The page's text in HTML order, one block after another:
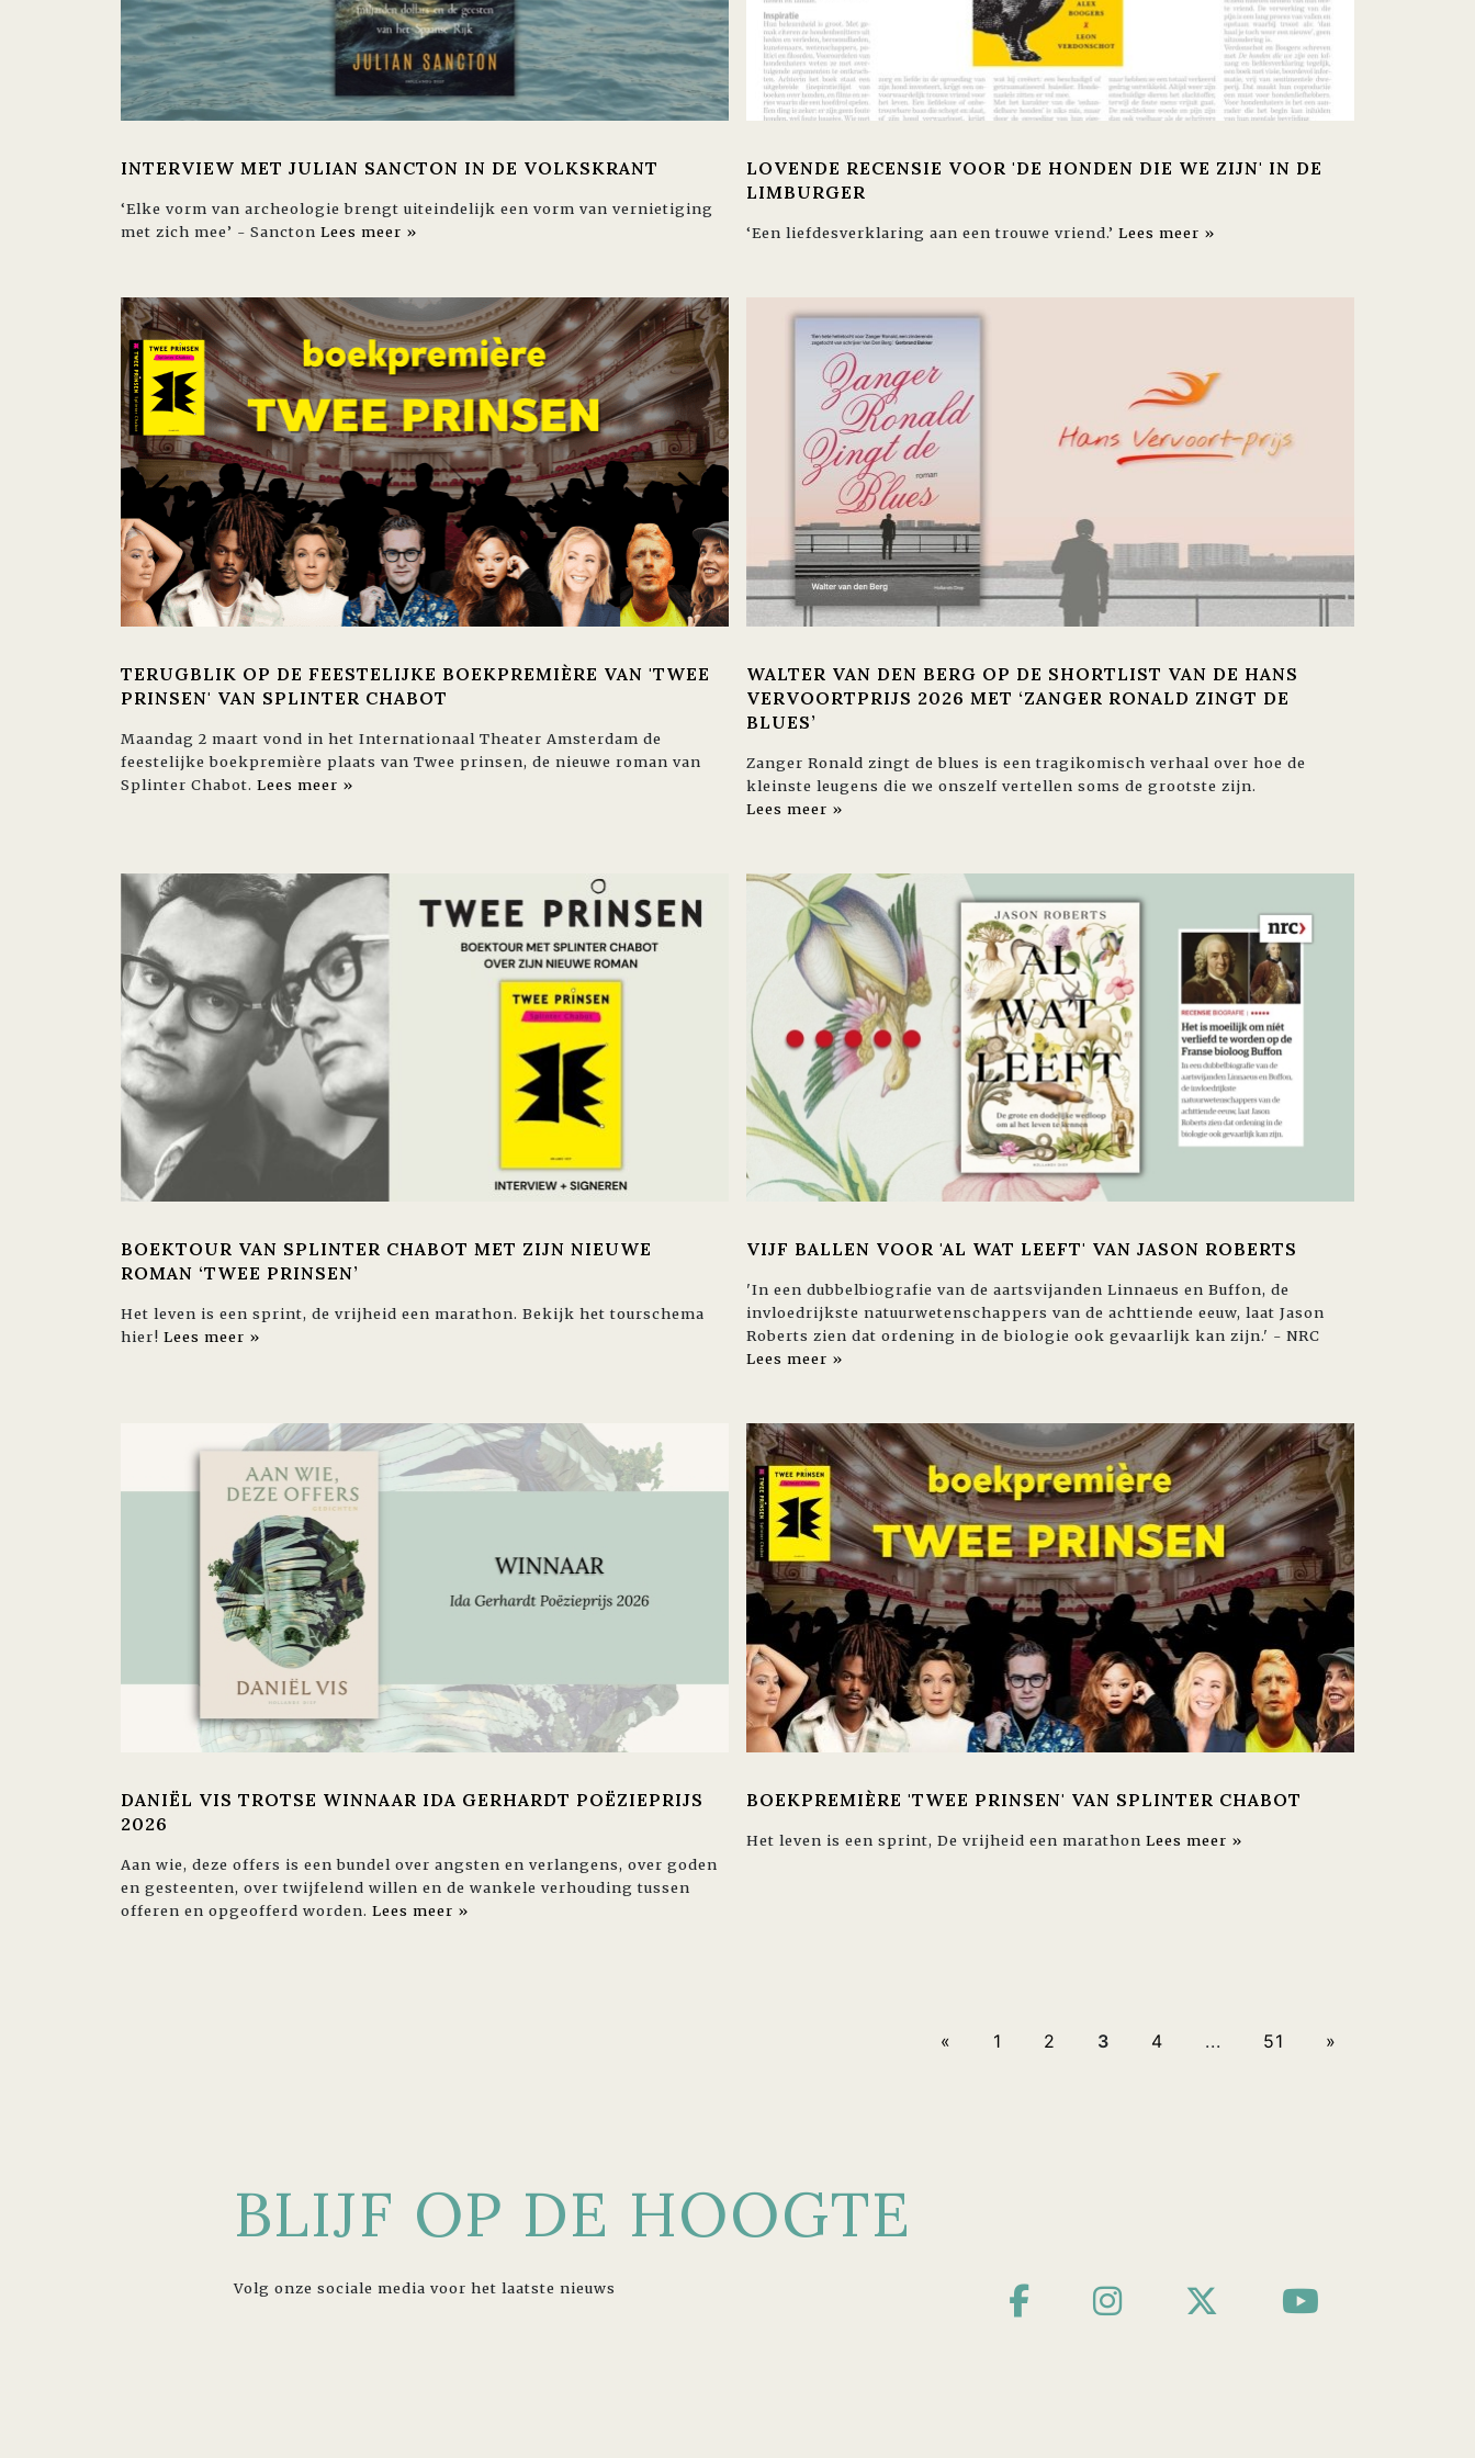
INTERVIEW MET JULIAN SANCTON IN DE VOLKSKRANT
‘Elke vorm van archeologie brengt uiteindelijk een vorm van vernietiging
met zich mee’ - Sancton Lees meer »
LOVENDE RECENSIE VOOR 'DE HONDEN DIE WE ZIJN' IN DE
LIMBURGER
‘Een liefdesverklaring aan een trouwe vriend.’ Lees meer »
TERUGBLIK OP DE FEESTELIJKE BOEKPREMIÈRE VAN 'TWEE
PRINSEN' VAN SPLINTER CHABOT
Maandag 2 maart vond in het Internationaal Theater Amsterdam de
feestelijke boekpremière plaats van Twee prinsen, de nieuwe roman van
Splinter Chabot. Lees meer »
WALTER VAN DEN BERG OP DE SHORTLIST VAN DE HANS
VERVOORTPRIJS 2026 MET ‘ZANGER RONALD ZINGT DE
BLUES’
Zanger Ronald zingt de blues is een tragikomisch verhaal over hoe de
kleinste leugens die we onszelf vertellen soms de grootste zijn.
Lees meer »
BOEKTOUR VAN SPLINTER CHABOT MET ZIJN NIEUWE
ROMAN ‘TWEE PRINSEN’
Het leven is een sprint, de vrijheid een marathon. Bekijk het tourschema
hier! Lees meer »
VIJF BALLEN VOOR 'AL WAT LEEFT' VAN JASON ROBERTS
'In een dubbelbiografie van de aartsvijanden Linnaeus en Buffon, de
invloedrijkste natuurwetenschappers van de achttiende eeuw, laat Jason
Roberts zien dat ordening in de biologie ook gevaarlijk kan zijn.' - NRC
Lees meer »
DANIËL VIS TROTSE WINNAAR IDA GERHARDT POËZIEPRIJS
2026
Aan wie, deze offers is een bundel over angsten en verlangens, over goden
en gesteenten, over twijfelend willen en de wankele verhouding tussen
offeren en opgeofferd worden. Lees meer »
BOEKPREMIÈRE 'TWEE PRINSEN' VAN SPLINTER CHABOT
Het leven is een sprint, De vrijheid een marathon Lees meer »
« 1 2 3 4 ... 51 »
BLIJF OP DE HOOGTE
Volg onze sociale media voor het laatste nieuws